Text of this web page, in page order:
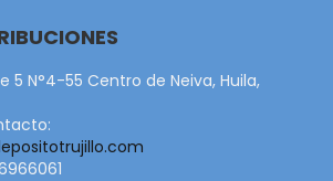
5 N°4-55 Centro de Neiva, Huila,